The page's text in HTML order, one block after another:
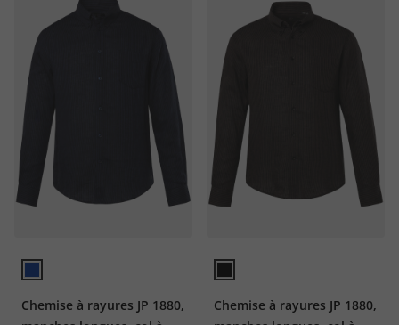
Chemise à rayures JP 1880,
Chemise à rayures JP 1880,